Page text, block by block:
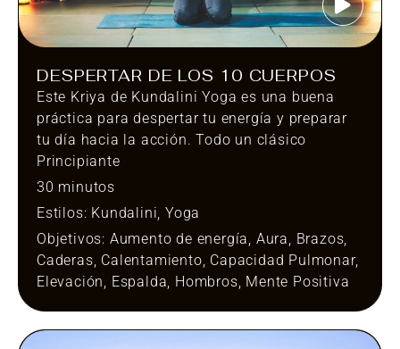
DESPERTAR DE LOS 10 CUERPOS
Este Kriya de Kundalini Yoga es una buena
práctica para despertar tu energía y preparar
tu día hacia la acción. Todo un clásico
Principiante
30 minutos
Estilos: Kundalini,Yoga
Objetivos: Aumento de energía, Aura, Brazos,
Caderas, Calentamiento, Capacidad Pulmonar,
Elevación, Espalda, Hombros, Mente Positiva